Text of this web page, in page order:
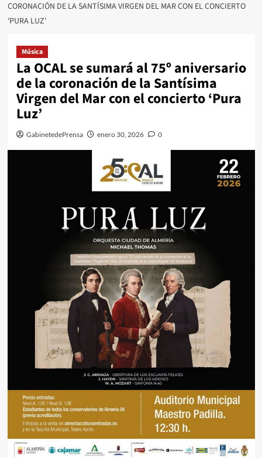
CORONACIÓN DE LA SANTÍSIMA VIRGEN DEL MAR CON EL CONCIERTO
‘PURA LUZ’
Música
La OCAL se sumará al 75º aniversario
de la coronación de la Santísima
Virgen del Mar con el concierto ‘Pura
Luz’
GabinetedePrensa enero 30, 2026 0